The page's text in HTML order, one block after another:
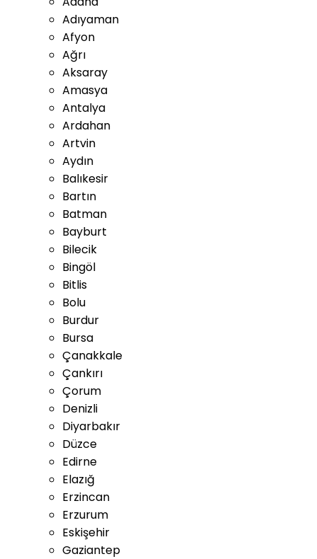
Adıyaman
Afyon
Ağrı
Aksaray
Amasya
Antalya
Ardahan
Artvin
Aydın
Balıkesir
Bartın
Batman
Bayburt
Bilecik
Bingöl
Bitlis
Bolu
Burdur
Bursa
Çanakkale
Çankırı
Çorum
Denizli
Diyarbakır
Düzce
Edirne
Elazığ
Erzincan
Erzurum
Eskişehir
Gaziantep